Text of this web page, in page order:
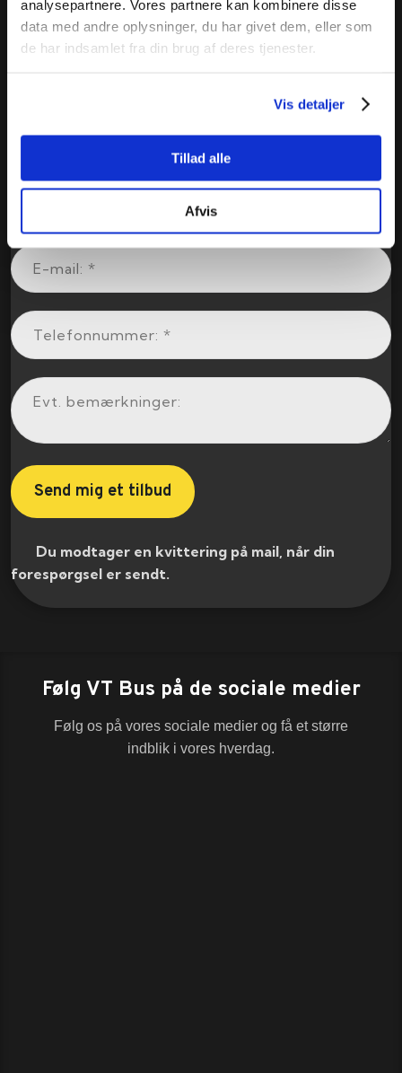
analysepartnere. Vores partnere kan kombinere disse
data med andre oplysninger, du har givet dem, eller som
de har indsamlet fra din brug af deres tjenester.
Vis detaljer
Tillad alle
Afvis
​ Du modtager en kvittering på mail, når din
forespørgsel er sendt.​
Følg VT Bus på de sociale medier
Følg os på vores sociale medier og få et større
indblik i vores hverdag.